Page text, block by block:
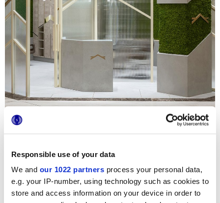
Responsible use of your data
We and our 1022 partners process your personal data,
e.g. your IP-number, using technology such as cookies to
store and access information on your device in order to
concernant la conception du nouveau Salon de Coiffure du
Dans des espaces commerciaux ambitieux tels que celui-
ci, où les colorants, les produits chimiques, les
températures élevées et les lavages fréquents sont
inévitables, il est indispensable de choisir des matériaux